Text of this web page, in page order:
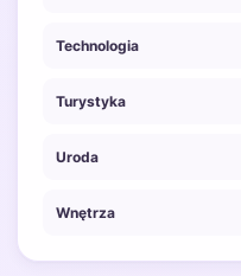
Technologia
Turystyka
Uroda
Wnętrza